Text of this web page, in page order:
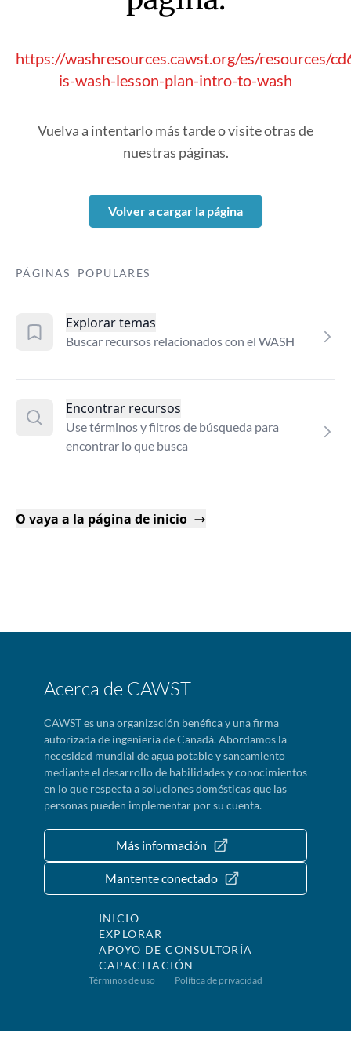
https://washresources.cawst.org/es/resources/
is-wash-lesson-plan-intro-to-wash
Vuelva a intentarlo más tarde o visite otras de
nuestras páginas.
Volver a cargar la página
PÁGINAS POPULARES
Explorar temas
Buscar recursos relacionados con el WASH
Encontrar recursos
Use términos y filtros de búsqueda para
encontrar lo que busca
O vaya a la página de inicio
Acerca de CAWST
CAWST es una organización benéfica y una firma
autorizada de ingeniería de Canadá. Abordamos la
necesidad mundial de agua potable y saneamiento
mediante el desarrollo de habilidades y conocimientos
en lo que respecta a soluciones domésticas que las
personas pueden implementar por su cuenta.
Más información
Mantente conectado
INICIO
EXPLORAR
APOYO DE CONSULTORÍA
CAPACITACIÓN
Términos de uso Política de privacidad